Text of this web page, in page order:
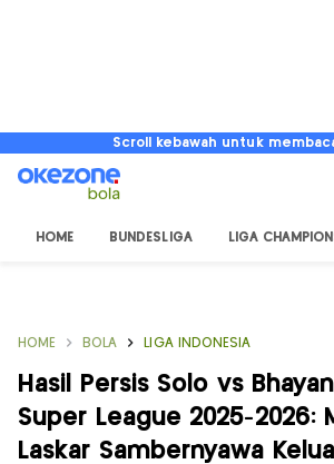
Scroll kebawah untuk
HOME BUNDESLIGA LIGA
HOME BOLA LIGA INDONESIA
Hasil Persis Solo vs
Super League 2025-2026:
Laskar Sambernyawa